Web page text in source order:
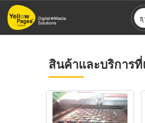
ข้าม
ไป
สินค้าและบริการ